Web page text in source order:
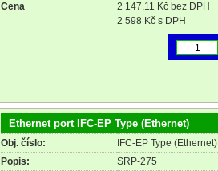
Cena
2 147,11 Kč bez DPH
2 598 Kč s DPH
Ethernet port IFC-EP Type (Ethernet)
Obj. číslo:
IFC-EP Type (Ethernet)
Popis:
SRP-275